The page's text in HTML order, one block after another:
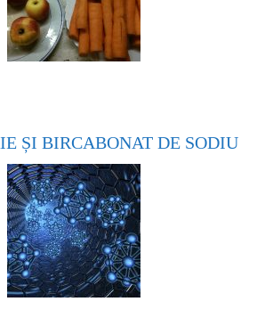
ȘI BIRCABONAT DE SODIU